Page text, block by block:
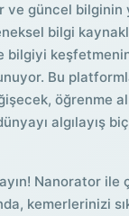
ve güncel bilginin
bilgi
bilgiyi
Bu
öğrenme
algılayış
Nanorator ile
kemerlerinizi